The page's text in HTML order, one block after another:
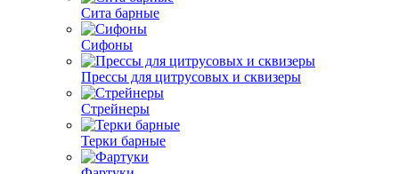
Сита барные
Сифоны
Прессы для цитрусовых и сквизеры
Стрейнеры
Терки барные